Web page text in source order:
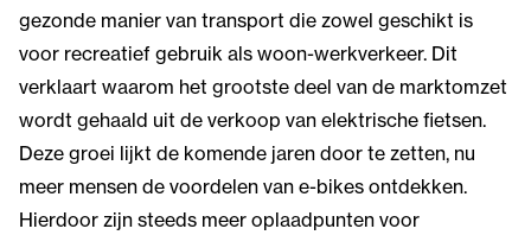
gezonde manier van transport die zowel geschikt is
voor recreatief gebruik als woon-werkverkeer. Dit
verklaart waarom het grootste deel van de marktomzet
wordt gehaald uit de verkoop van elektrische fietsen.
Deze groei lijkt de komende jaren door te zetten, nu
meer mensen de voordelen van e-bikes ontdekken.
Hierdoor zijn steeds meer oplaadpunten voor